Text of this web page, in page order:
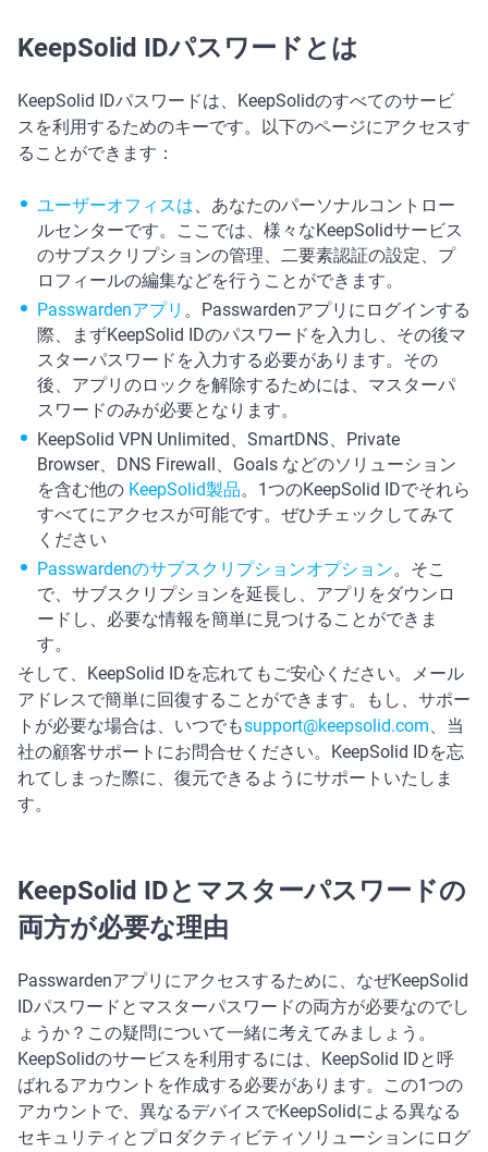
KeepSolid IDパスワードとは
KeepSolid IDパスワードは、KeepSolidのすべてのサービ
スを利用するためのキーです。以下のページにアクセスす
ることができます：
ユーザーオフィスは、あなたのパーソナルコントロー
ルセンターです。ここでは、様々なKeepSolidサービス
のサブスクリプションの管理、二要素認証の設定、プ
ロフィールの編集などを行うことができます。
Passwardenアプリ 。Passwardenアプリにログインする
際、まずKeepSolid IDのパスワードを入力し、その後マ
スターパスワードを入力する必要があります。その
後、アプリのロックを解除するためには、マスターパ
スワードのみが必要となります。
KeepSolid VPN Unlimited、SmartDNS、Private
Browser、DNS Firewall、Goals などのソリューション
を含む他の KeepSolid製品。1つのKeepSolid IDでそれら
すべてにアクセスが可能です。ぜひチェックしてみて
ください
Passwardenのサブスクリプションオプション。そこ
で、サブスクリプションを延長し、アプリをダウンロ
ードし、必要な情報を簡単に見つけることができま
す。
そして、KeepSolid IDを忘れてもご安心ください。メール
アドレスで簡単に回復することができます。もし、サポー
トが必要な場合は、いつでもsupport@keepsolid.com、当
社の顧客サポートにお問合せください。KeepSolid IDを忘
れてしまった際に、復元できるようにサポートいたしま
す。
KeepSolid IDとマスターパスワードの
両方が必要な理由
Passwardenアプリにアクセスするために、なぜKeepSolid
IDパスワードとマスターパスワードの両方が必要なのでし
ょうか？この疑問について一緒に考えてみましょう。
KeepSolidのサービスを利用するには、KeepSolid IDと呼
ばれるアカウントを作成する必要があります。この1つの
アカウントで、異なるデバイスでKeepSolidによる異なる
セキュリティとプロダクティビティソリューションにログ